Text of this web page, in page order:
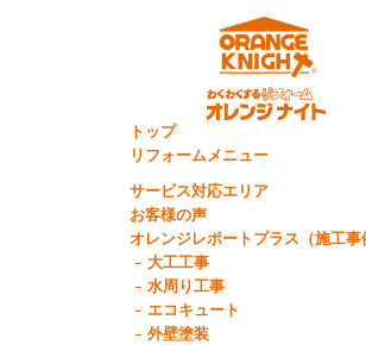
トップ
リフォームメニュー
サービス対応エリア
お客様の声
オレンジレポートプラス（施工事
大工工事
水周り工事
エコキュート
外壁塗装